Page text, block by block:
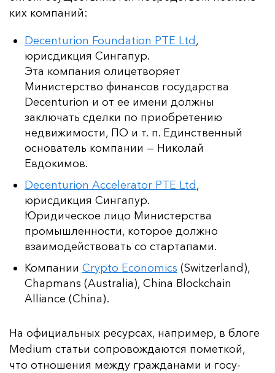
ких ком­па­ний:
Decenturion Foundation PTE Ltd,
юрисдикция Сингапур.
Эта компания олицетворяет
Министерство финансов государства
Decenturion и от ее имени должны
заключать сделки по приобретению
недвижимости, ПО и т. п. Единственный
основатель компании — Николай
Евдокимов.
Decenturion Accelerator PTE Ltd,
юрисдикция Сингапур.
Юридическое лицо Министерства
промышленности, которое должно
взаимодействовать со стартапами.
Компании Crypto Economics (Switzerland),
Chapmans (Australia), China Blockchain
Alliance (China) .
На офи­ци­аль­ных ре­сур­сах, нап­ри­мер, в бло­ге
Medium статьи соп­ро­вож­да­ют­ся по­мет­кой,
что от­но­ше­ния меж­ду граж­да­на­ми и го­су­